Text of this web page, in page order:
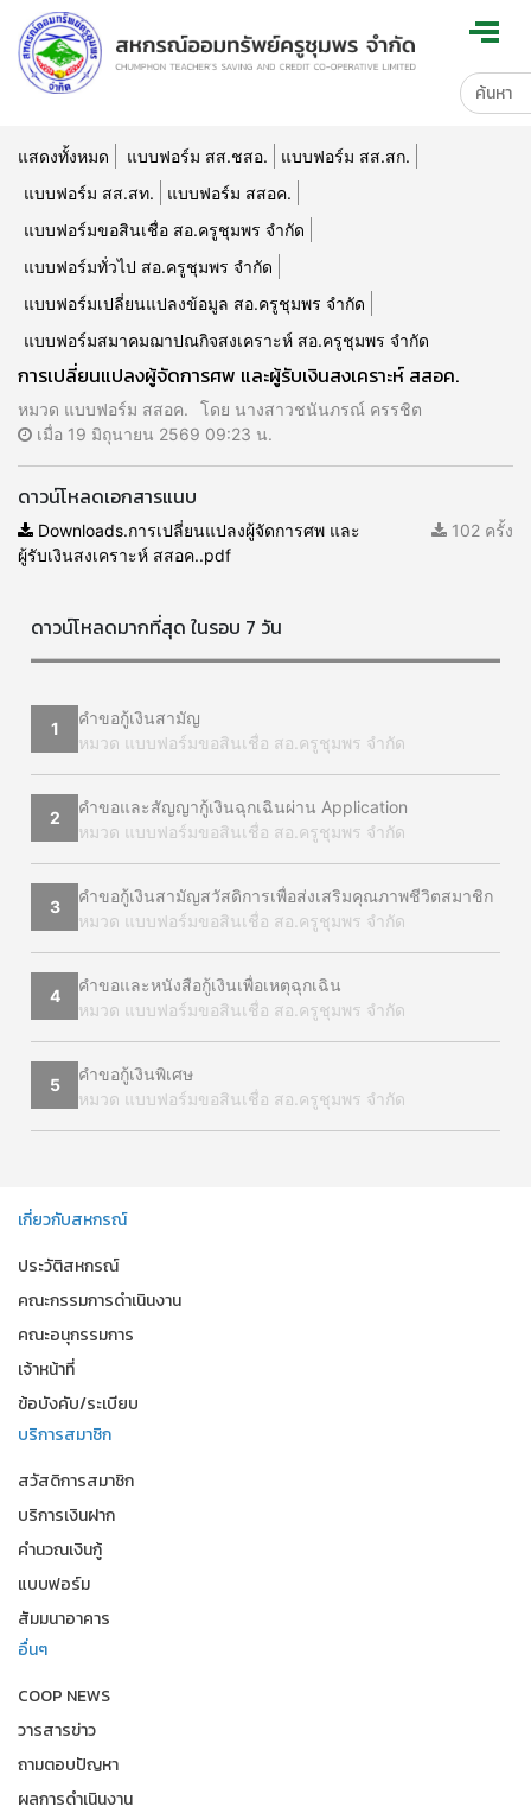
แสดงทั้งหมด แบบฟอร์ม สส.ชสอ.
แบบฟอร์ม สส.สก.
แบบฟอร์ม สส.สท.
แบบฟอร์ม สสอค.
แบบฟอร์มขอสินเชื่อ สอ.ครูชุมพร จำกัด
แบบฟอร์มทั่วไป สอ.ครูชุมพร จำกัด
แบบฟอร์มเปลี่ยนแปลงข้อมูล สอ.ครูชุมพร จำกัด
แบบฟอร์มสมาคมฌาปณกิจสงเคราะห์ สอ.ครูชุมพร จำกัด
การเปลี่ยนแปลงผู้จัดการศพ และผู้รับเงินสงเคราะห์ สสอค.
หมวด แบบฟอร์ม สสอค.
โดย นางสาวชนันภรณ์ ครรชิต
เมื่อ 19 มิถุนายน 2569 09:23 น.
ดาวน์โหลดเอกสารแนบ
Downloads.การเปลี่ยนแปลงผู้จัดการศพ และ
ผู้รับเงินสงเคราะห์ สสอค..pdf
102 ครั้ง
ดาวน์โหลดมากที่สุด ในรอบ 7 วัน
1
คำขอกู้เงินสามัญ
หมวด แบบฟอร์มขอสินเชื่อ สอ.ครูชุมพร จำกัด
2
คำขอและสัญญากู้เงินฉุกเฉินผ่าน Application
หมวด แบบฟอร์มขอสินเชื่อ สอ.ครูชุมพร จำกัด
3
คำขอกู้เงินสามัญสวัสดิการเพื่อส่งเสริมคุณภาพชีวิตสมาชิก
หมวด แบบฟอร์มขอสินเชื่อ สอ.ครูชุมพร จำกัด
4
คำขอและหนังสือกู้เงินเพื่อเหตุฉุกเฉิน
หมวด แบบฟอร์มขอสินเชื่อ สอ.ครูชุมพร จำกัด
5
คำขอกู้เงินพิเศษ
หมวด แบบฟอร์มขอสินเชื่อ สอ.ครูชุมพร จำกัด
เกี่ยวกับสหกรณ์
ประวัติสหกรณ์
คณะกรรมการดำเนินงาน
คณะอนุกรรมการ
เจ้าหน้าที่
ข้อบังคับ/ระเบียบ
บริการสมาชิก
สวัสดิการสมาชิก
บริการเงินฝาก
คำนวณเงินกู้
แบบฟอร์ม
สัมมนาอาคาร
อื่นๆ
COOP NEWS
วารสารข่าว
ถามตอบปัญหา
ผลการดำเนินงาน